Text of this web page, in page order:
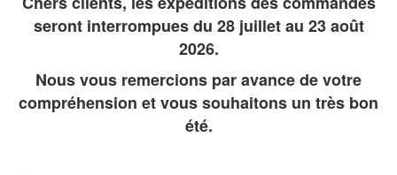
seront interrompues du 28 juillet au 23 août
2026.
Nous vous remercions par avance de votre
compréhension et vous souhaitons un très bon
été.